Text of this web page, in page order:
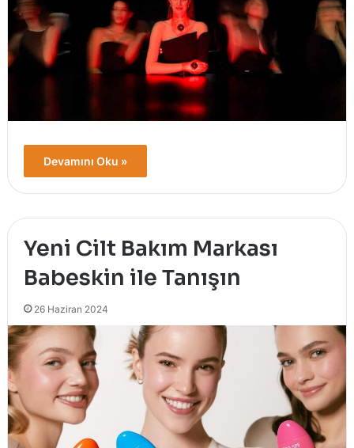
Devamını Oku »
Yeni Cilt Bakım Markası
Babeskin ile Tanışın
26 Haziran 2024